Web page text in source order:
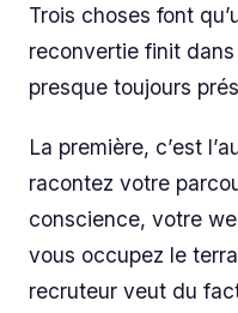
Trois choses font
reconvertie finit
presque toujours
La première, c’est
racontez votre
conscience, votre
vous occupez le
recruteur veut du